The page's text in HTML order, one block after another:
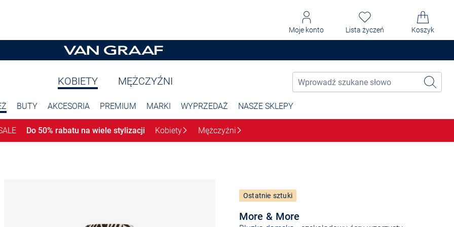
Moje konto Lista życzeń Koszyk
KOBIETY MĘŻCZYŹNI
BUTY AKCESORIA PREMIUM MARKI WYPRZEDAŻ NASZE SKLEPY
Do 50% rabatu na wiele stylizacji Kobiety Mężczyźni
More & More
Ostatnie sztuki